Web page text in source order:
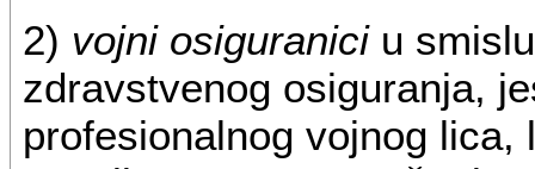
2) vojni osiguraniciu
zdravstvenog osiguranja,
profesionalnog vojnog